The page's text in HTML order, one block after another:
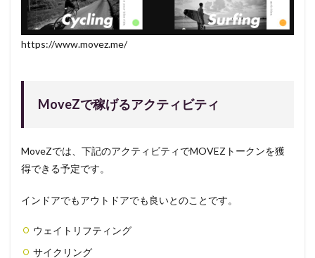
https://www.movez.me/
MoveZで稼げるアクティビティ
MoveZでは、下記のアクティビティでMOVEZトークンを獲
得できる予定です。
インドアでもアウトドアでも良いとのことです。
ウェイトリフティング
サイクリング